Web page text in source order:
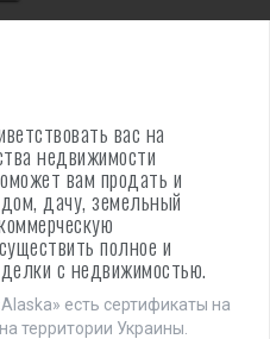
вас на
недвижимости
вам продать и
дачу, земельный
полное и
с недвижимостью.
есть сертификаты на
территории Украины.